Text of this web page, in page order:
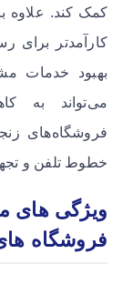
کمک کند. علاوه
کارآمدتر برای
بهبود خدمات
می‌تواند به
فروشگاه‌های
خطوط تلفن و
ویژگی های
فروشگاه